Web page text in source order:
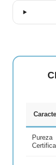
Pureza